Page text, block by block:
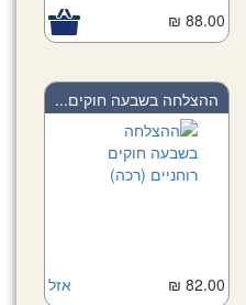
88.00 ₪
ההצלחה בשבעה חוקים...
אזל 82.00 ₪